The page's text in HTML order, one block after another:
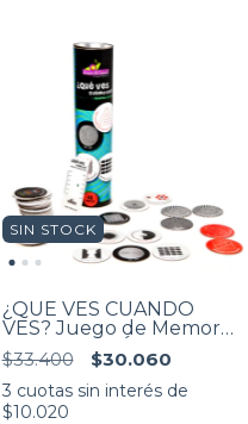
SIN STOCK
¿QUÉ VES CUÁNDO
VES? Juego de Memoria
de ilusiones Ópticas. De
6 a 99 años
$33.400 $30.060
3 cuotas sin interés de
$10.020